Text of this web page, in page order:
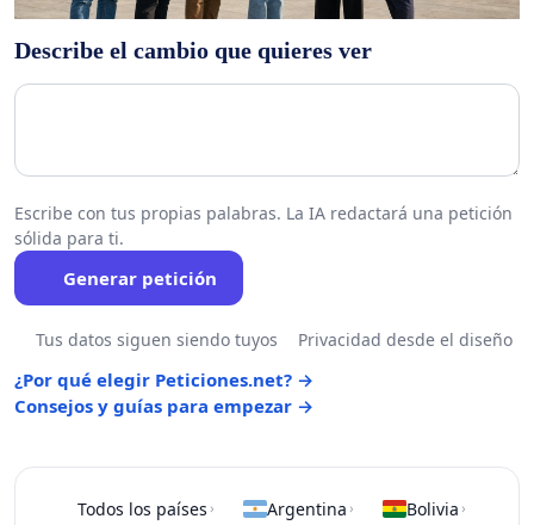
Describe el cambio que quieres ver
Escribe con tus propias palabras. La IA redactará una petición
sólida para ti.
Generar petición
Tus datos siguen siendo tuyos Privacidad desde el diseño
¿Por qué elegir Peticiones.net? →
Consejos y guías para empezar →
Todos los países › Argentina › Bolivia ›